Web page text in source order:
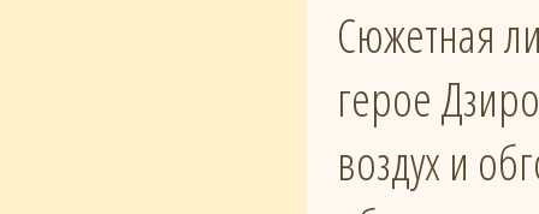
Сюжетная
герое
воздух и